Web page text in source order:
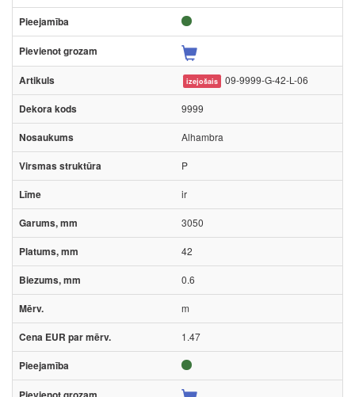
izejošais 09-9999-G-42-L-06
9999
Alhambra
P
ir
3050
42
0.6
m
1.47